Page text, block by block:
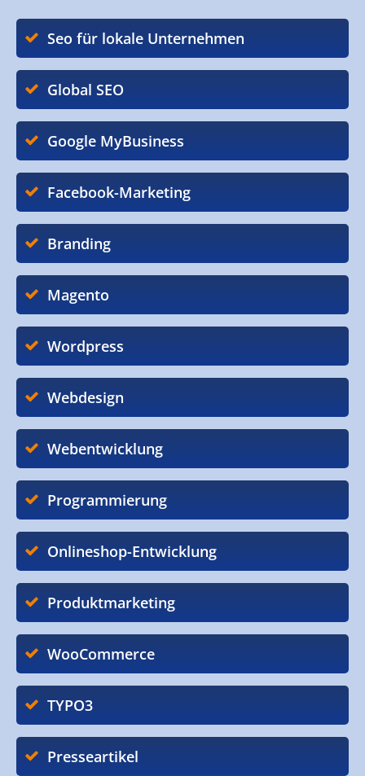
Seo für lokale Unternehmen
Global SEO
Google MyBusiness
Facebook-Marketing
Branding
Magento
Wordpress
Webdesign
Webentwicklung
Programmierung
Onlineshop-Entwicklung
Produktmarketing
WooCommerce
TYPO3
Presseartikel